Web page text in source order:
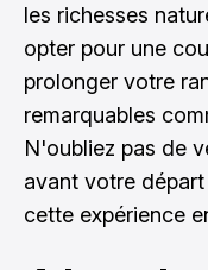
les richesses
opter pour une
prolonger votre
remarquables
N'oubliez pas de
avant votre
cette expérience